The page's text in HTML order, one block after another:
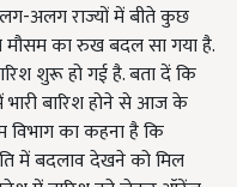
अलग राज्यों में बीते कुछ
मौसम का रुख बदल सा गया है.
शुरू हो गई है. बता दें कि
भारी बारिश होने से आज के
विभाग का कहना है कि
में बदलाव देखने को मिल